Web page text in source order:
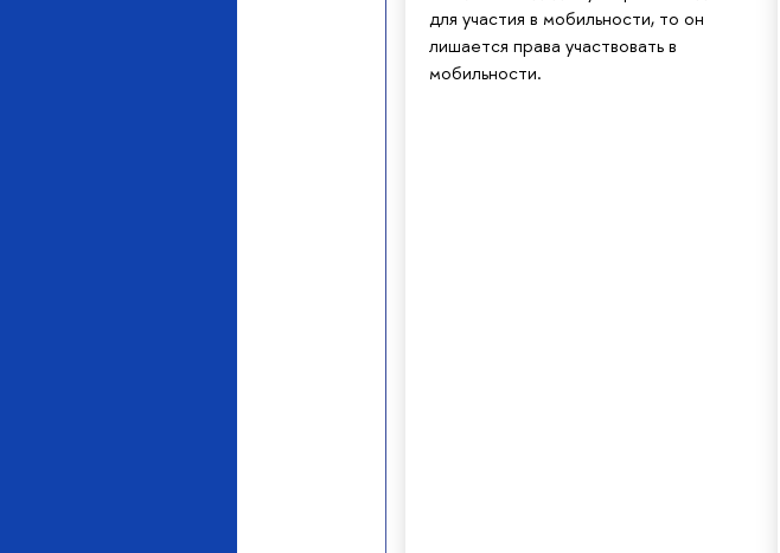
для участия в мобильности, то он
лишается права участвовать в
мобильности.